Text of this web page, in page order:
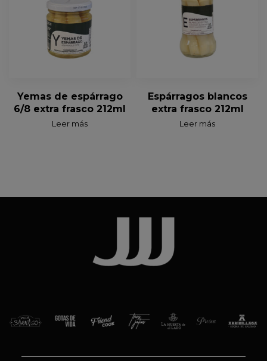
Yemas de espárrago
6/8 extra frasco 212ml
Leer más
Espárragos blancos
extra frasco 212ml
Leer más